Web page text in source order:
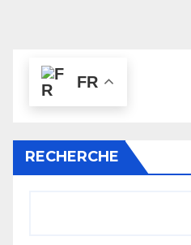
FR
RECHERCHE